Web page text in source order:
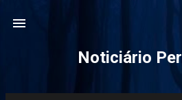
Noticiário